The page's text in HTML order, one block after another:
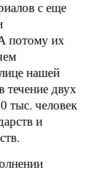
с еще
потому их
нашей
течение двух
тыс. человек
и